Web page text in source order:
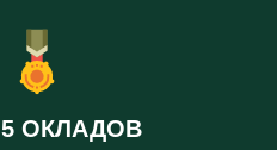
5 ОКЛАДОВ